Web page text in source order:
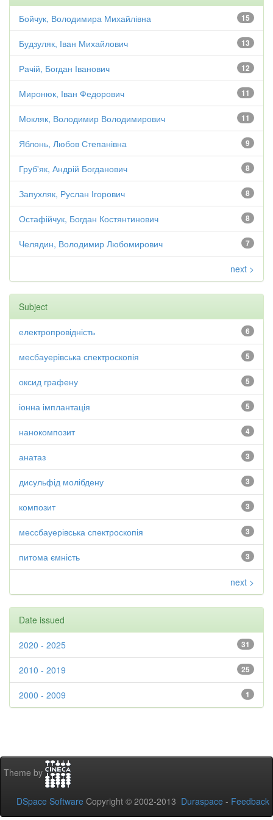
15
Бойчук, Володимира Михайлівна
13
Будзуляк, Іван Михайлович
12
Рачій, Богдан Іванович
11
Миронюк, Іван Федорович
11
Мокляк, Володимир Володимирович
9
Яблонь, Любов Степанівна
8
Груб'як, Андрій Богданович
8
Запухляк, Руслан Ігорович
8
Остафійчук, Богдан Костянтинович
7
Челядин, Володимир Любомирович
next >
Subject
6
електропровідність
5
месбауерівська спектроскопія
5
оксид графену
5
іонна імплантація
4
нанокомпозит
3
анатаз
3
дисульфід молібдену
3
композит
3
мессбауерівська спектроскопія
3
питома ємність
next >
Date issued
31
2020 - 2025
25
2010 - 2019
1
2000 - 2009
Theme by
DSpace Software Copyright © 2002-2013 Duraspace - Feedback